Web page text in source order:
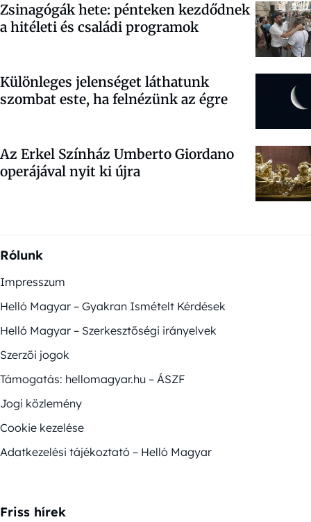
Zsinagógák hete: pénteken kezdődnek
a hitéleti és családi programok
Különleges jelenséget láthatunk
szombat este, ha felnézünk az égre
Az Erkel Színház Umberto Giordano
operájával nyit ki újra
Rólunk
Impresszum
Helló Magyar – Gyakran Ismételt Kérdések
Helló Magyar – Szerkesztőségi irányelvek
Szerzői jogok
Támogatás: hellomagyar.hu – ÁSZF
Jogi közlemény
Cookie kezelése
Adatkezelési tájékoztató – Helló Magyar
Friss hírek